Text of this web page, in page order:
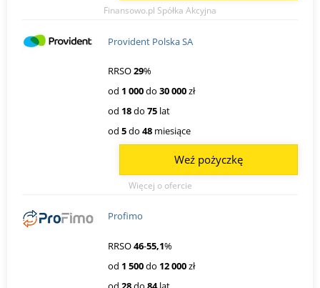
Finansowo.pl Spółka Akcyjna
Provident Polska SA
RRSO29%
od 1 000do 30 000zł
od 18do 75 lat
od 5do 48 miesiące
Więcej o ofercie
Weź pożyczkę
Profimo
RRSO46-55,1%
od 1 500do 12 000zł